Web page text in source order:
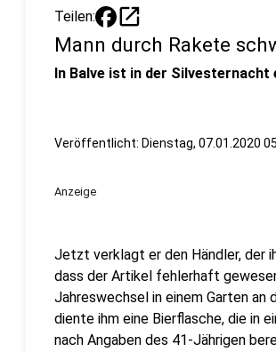
Teilen: open_in_new
Mann durch Rakete
In Balve ist in der
Veröffentlicht: Dienstag, 07.01.2020
Anzeige
Jetzt verklagt er den Händler, der
dass der Artikel fehlerhaft
Jahreswechsel in einem Garten
diente ihm eine Bierflasche, die in
nach Angaben des 41-Jährigen